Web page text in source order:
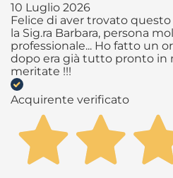
10 Luglio 2026
Felice di aver trovato
la Sig.ra Barbara, persona
professionale... Ho fatto un
dopo era già tutto pronto in
meritate !!!
Acquirente verificato